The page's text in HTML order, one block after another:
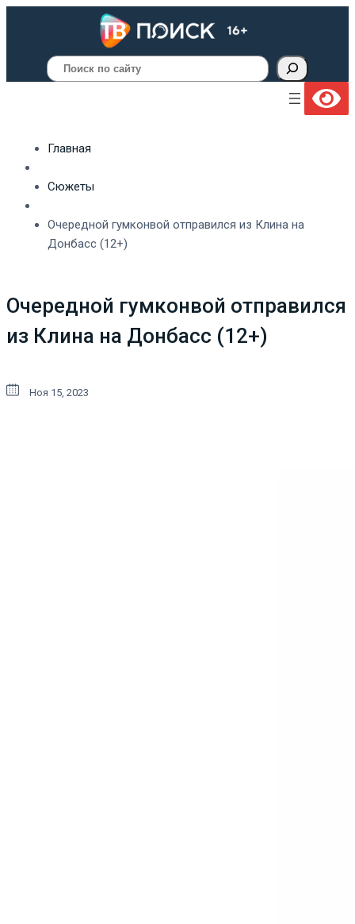
Поиск
Главная
Сюжеты
Очередной гумконвой отправился из Клина на
Донбасс (12+)
Очередной гумконвой отправился
из Клина на Донбасс (12+)
Ноя 15, 2023